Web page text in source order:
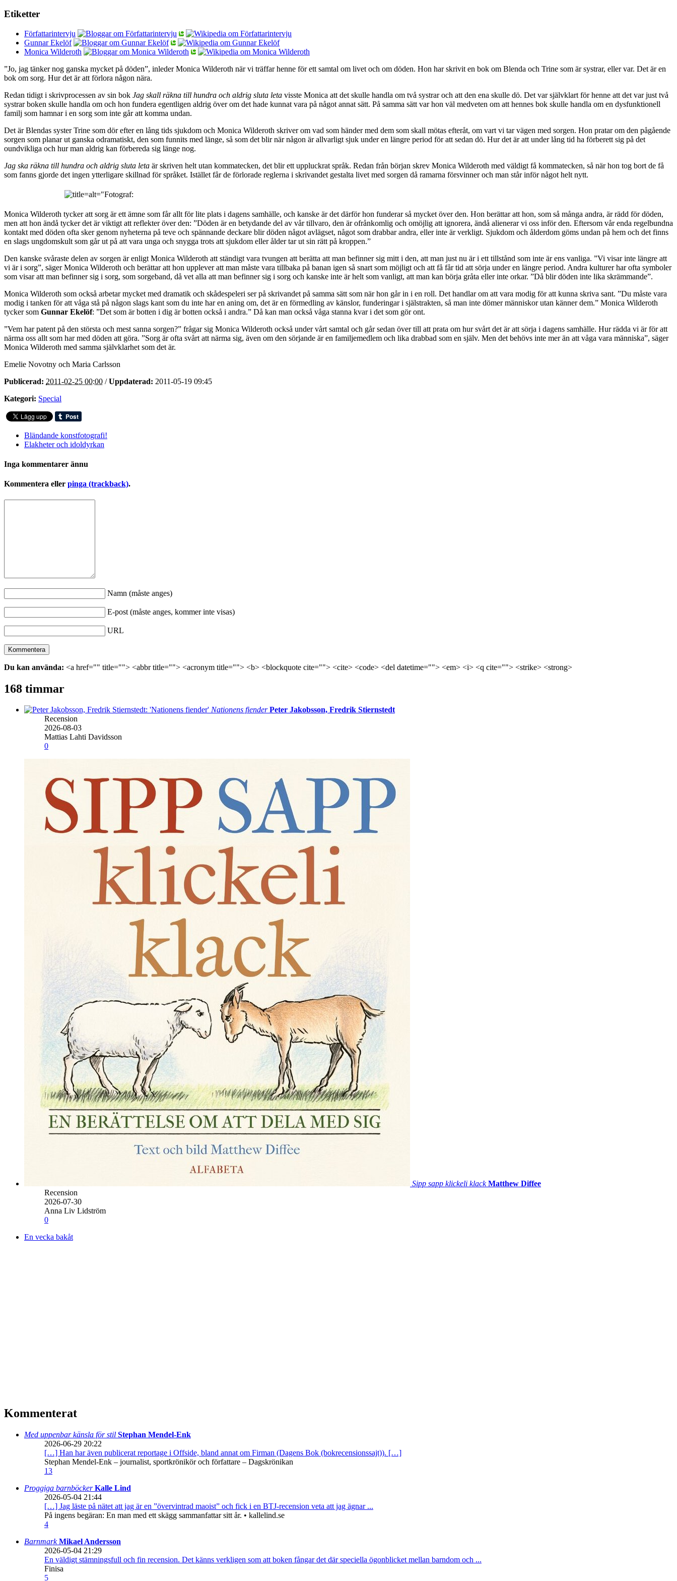
Etiketter
Författarintervju
Gunnar Ekelöf
Monica Wilderoth
”Jo, jag tänker nog ganska mycket på döden”, inleder Monica Wilderoth när vi träffar henne för ett samtal om livet och om döden. Hon har skrivit en bok om Blenda och Trine som är systrar, eller var. Det är en
bok om sorg. Hur det är att förlora någon nära.
Redan tidigt i skrivprocessen av sin bok Jag skall räkna till hundra och aldrig sluta leta visste Monica att det skulle handla om två systrar och att den ena skulle dö. Det var självklart för henne att det var just två
systrar boken skulle handla om och hon fundera egentligen aldrig över om det hade kunnat vara på något annat sätt. På samma sätt var hon väl medveten om att hennes bok skulle handla om en dysfunktionell
familj som hamnar i en sorg som inte går att komma undan.
Det är Blendas syster Trine som dör efter en lång tids sjukdom och Monica Wilderoth skriver om vad som händer med dem som skall mötas efteråt, om vart vi tar vägen med sorgen. Hon pratar om den pågående
sorgen som planar ut ganska odramatiskt, den som funnits med länge, så som det blir när någon är allvarligt sjuk under en längre period för att sedan dö. Hur det är att under lång tid ha förberett sig på det
oundvikliga och hur man aldrig kan förbereda sig länge nog.
Jag ska räkna till hundra och aldrig sluta leta är skriven helt utan kommatecken, det blir ett uppluckrat språk. Redan från början skrev Monica Wilderoth med väldigt få kommatecken, så när hon tog bort de få
som fanns gjorde det ingen ytterligare skillnad för språket. Istället får de förlorade reglerna i skrivandet gestalta livet med sorgen då ramarna försvinner och man står inför något helt nytt.
Monica Wilderoth tycker att sorg är ett ämne som får allt för lite plats i dagens samhälle, och kanske är det därför hon funderar så mycket över den. Hon berättar att hon, som så många andra, är rädd för döden,
men att hon ändå tycker det är viktigt att reflekter över den: ”Döden är en betydande del av vår tillvaro, den är ofrånkomlig och omöjlig att ignorera, ändå alienerar vi oss inför den. Eftersom vår enda regelbundna
kontakt med döden ofta sker genom nyheterna på teve och spännande deckare blir döden något avlägset, något som drabbar andra, eller inte är verkligt. Sjukdom och ålderdom göms undan på hem och det finns
en slags ungdomskult som går ut på att vara unga och snygga trots att sjukdom eller ålder tar ut sin rätt på kroppen.”
Den kanske svåraste delen av sorgen är enligt Monica Wilderoth att ständigt vara tvungen att berätta att man befinner sig mitt i den, att man just nu är i ett tillstånd som inte är ens vanliga. ”Vi visar inte längre att
vi är i sorg”, säger Monica Wilderoth och berättar att hon upplever att man måste vara tillbaka på banan igen så snart som möjligt och att få får tid att sörja under en längre period. Andra kulturer har ofta symboler
som visar att man befinner sig i sorg, som sorgeband, då vet alla att man befinner sig i sorg och kanske inte är helt som vanligt, att man kan börja gråta eller inte orkar. ”Då blir döden inte lika skrämmande”.
Monica Wilderoth som också arbetar mycket med dramatik och skådespeleri ser på skrivandet på samma sätt som när hon går in i en roll. Det handlar om att vara modig för att kunna skriva sant. ”Du måste vara
modig i tanken för att våga stå på någon slags kant som du inte har en aning om, det är en förmedling av känslor, funderingar i själstrakten, så man inte dömer människor utan känner dem.” Monica Wilderoth
tycker som Gunnar Ekelöf: ”Det som är botten i dig är botten också i andra.” Då kan man också våga stanna kvar i det som gör ont.
”Vem har patent på den största och mest sanna sorgen?” frågar sig Monica Wilderoth också under vårt samtal och går sedan över till att prata om hur svårt det är att sörja i dagens samhälle. Hur rädda vi är för att
närma oss allt som har med döden att göra. ”Sorg är ofta svårt att närma sig, även om den sörjande är en familjemedlem och lika drabbad som en själv. Men det behövs inte mer än att våga vara människa”, säger
Monica Wilderoth med samma självklarhet som det är.
Emelie Novotny och Maria Carlsson
Publicerad: 2011-02-25 00:00 /Uppdaterad: 2011-05-19 09:45
Kategori: Special
Bländande konstfotografi!
Elakheter och idoldyrkan
Inga kommentarer ännu
Kommentera eller pinga (trackback).
Namn (måste anges)
E-post (måste anges, kommer inte visas)
URL
Du kan använda: <a href="" title=""> <abbr title=""> <acronym title=""> <b> <blockquote cite=""> <cite> <code> <del datetime=""> <em> <i> <q cite=""> <strike> <strong>
168 timmar
Nationens fiender Peter Jakobsson, Fredrik Stiernstedt
Recension
2026-08-03
Mattias Lahti Davidsson
0
Sipp sapp klickeli klack Matthew Diffee
Recension
2026-07-30
Anna Liv Lidström
0
En vecka bakåt
Kommenterat
Med uppenbar känsla för stil Stephan Mendel-Enk
2026-06-29 20:22
[…] Han har även publicerat reportage i Offside, bland annat om Firman (Dagens Bok (bokrecensionssajt)). […]
Stephan Mendel-Enk – journalist, sportkrönikör och författare – Dagskrönikan
13
Proggiga barnböckerKalle Lind
2026-05-04 21:44
[…] Jag läste på nätet att jag är en ”övervintrad maoist” och fick i en BTJ-recension veta att jag ägnar ...
På ingens begäran: En man med ett skägg sammanfattar sitt år. • kallelind.se
4
BarnmarkMikael Andersson
2026-05-04 21:29
En väldigt stämningsfull och fin recension. Det känns verkligen som att boken fångar det där speciella ögonblicket mellan barndom och ...
Finisa
5